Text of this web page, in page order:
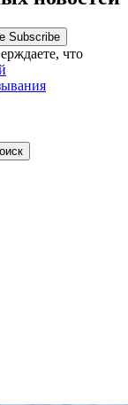
Subscribe
что